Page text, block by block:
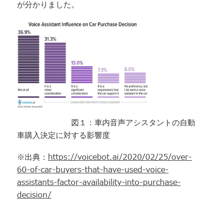
が分かりました。
図１：車内音声アシスタントの自動
車購入決定に対する影響度
※出典： https://voicebot.ai/2020/02/25/over-
60-of-car-buyers-that-have-used-voice-
assistants-factor-availability-into-purchase-
decision/